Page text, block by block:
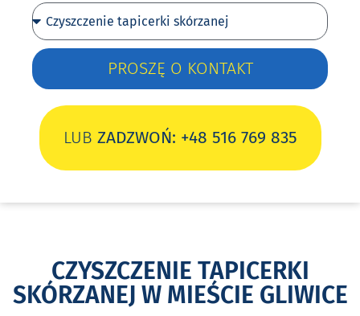
PROSZĘ O KONTAKT
LUB ZADZWOŃ: +48 516 769 835
CZYSZCZENIE TAPICERKI
SKÓRZANEJ W MIEŚCIE GLIWICE